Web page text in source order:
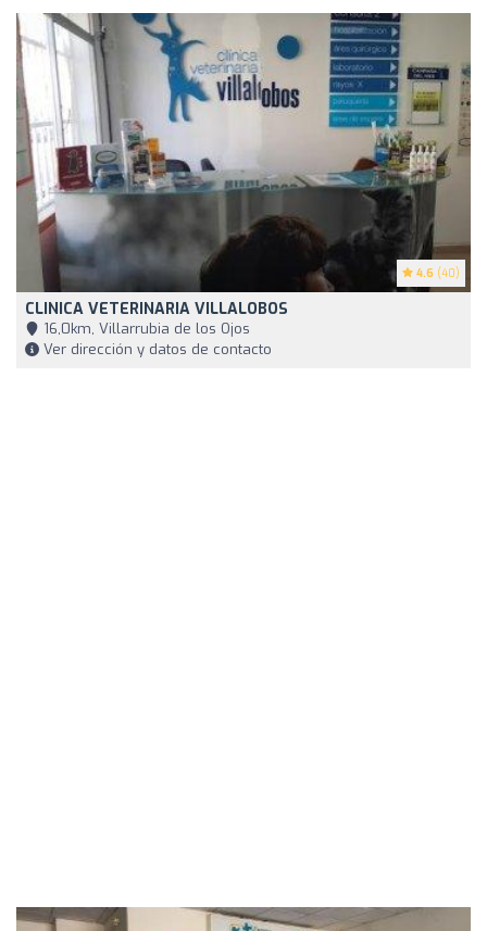
4.6 (40)
CLINICA VETERINARIA VILLALOBOS
16,0km, Villarrubia de los Ojos
Ver dirección y datos de contacto